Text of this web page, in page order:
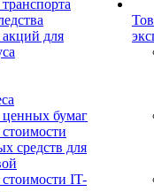
для
бумаг
средств для
IT-